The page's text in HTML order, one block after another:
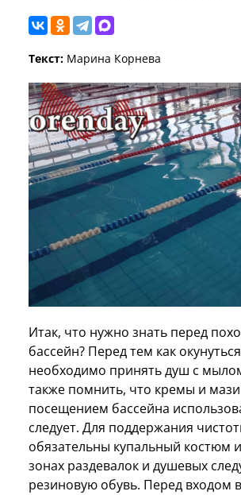
Текст: Марина Корнева
Итак, что нужно знать перед
бассейн? Перед тем как
необходимо принять душ с
также помнить, что кремы и
посещением бассейна
следует. Для поддержания
обязательны купальный костюм
зонах раздевалок и душевых
резиновую обувь. Перед входом